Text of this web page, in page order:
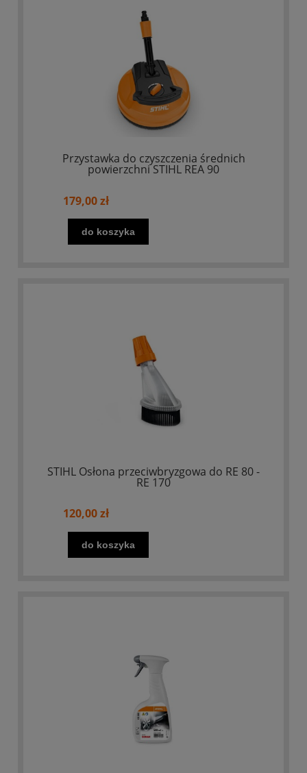
Przystawka do czyszczenia średnich
powierzchni STIHL REA 90
179,00 zł
do koszyka
STIHL Osłona przeciwbryzgowa do RE 80 -
RE 170
120,00 zł
do koszyka